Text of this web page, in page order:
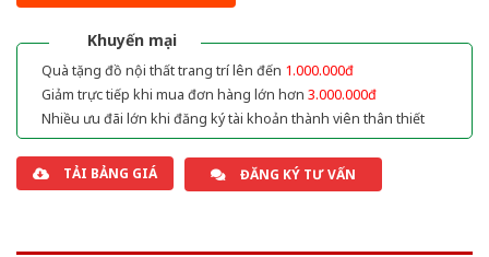
Khuyến mại
Quà tặng đồ nội thất trang trí lên đến 1.000.000đ
Giảm trực tiếp khi mua đơn hàng lớn hơn 3.000.000đ
Nhiều ưu đãi lớn khi đăng ký tài khoản thành viên thân thiết
TẢI BẢNG GIÁ ĐĂNG KÝ TƯ VẤN